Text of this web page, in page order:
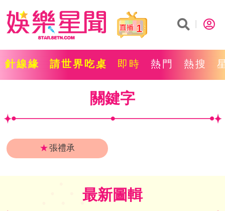
1
針線緣 請世界吃桌 即時 熱門 熱搜
關鍵字
★張禮承
最新圖輯